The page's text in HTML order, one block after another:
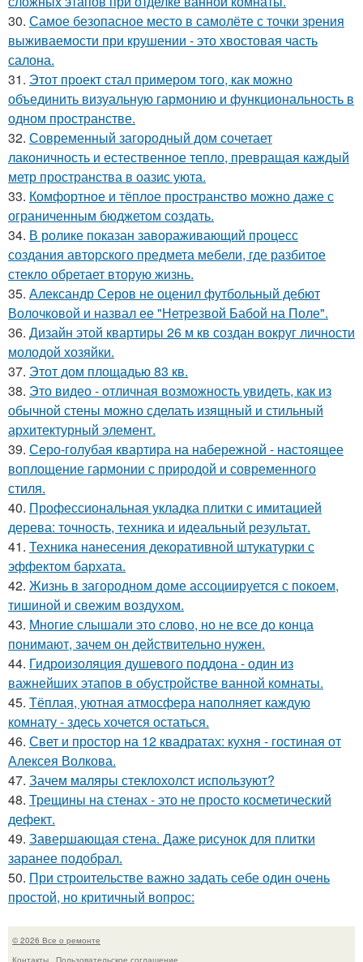
30. Самое безопасное место в самолёте с точки зрения
выживаемости при крушении - это хвостовая часть
салона.
31. Этот проект стал примером того, как можно
объединить визуальную гармонию и функциональность в
одном пространстве.
32. Современный загородный дом сочетает
лаконичность и естественное тепло, превращая каждый
метр пространства в оазис уюта.
33. Комфортное и тёплое пространство можно даже с
ограниченным бюджетом создать.
34. В ролике показан завораживающий процесс
создания авторского предмета мебели, где разбитое
стекло обретает вторую жизнь.
35. Александр Серов не оценил футбольный дебют
Волочковой и назвал ее "Нетрезвой Бабой на Поле".
36. Дизайн этой квартиры 26 м кв создан вокруг личности
молодой хозяйки.
37. Этот дом площадью 83 кв.
38. Это видео - отличная возможность увидеть, как из
обычной стены можно сделать изящный и стильный
архитектурный элемент.
39. Серо-голубая квартира на набережной - настоящее
воплощение гармонии с природой и современного
стиля.
40. Профессиональная укладка плитки с имитацией
дерева: точность, техника и идеальный результат.
41. Техника нанесения декоративной штукатурки с
эффектом бархата.
42. Жизнь в загородном доме ассоциируется с покоем,
тишиной и свежим воздухом.
43. Многие слышали это слово, но не все до конца
понимают, зачем он действительно нужен.
44. Гидроизоляция душевого поддона - один из
важнейших этапов в обустройстве ванной комнаты.
45. Тёплая, уютная атмосфера наполняет каждую
комнату - здесь хочется остаться.
46. Свет и простор на 12 квадратах: кухня - гостиная от
Алексея Волкова.
47. Зачем маляры стеклохолст используют?
48. Трещины на стенах - это не просто косметический
дефект.
49. Завершающая стена. Даже рисунок для плитки
заранее подобрал.
50. При строительстве важно задать себе один очень
простой, но критичный вопрос:
© 2026 Все о ремонте
Контакты
Пользовательское соглашение